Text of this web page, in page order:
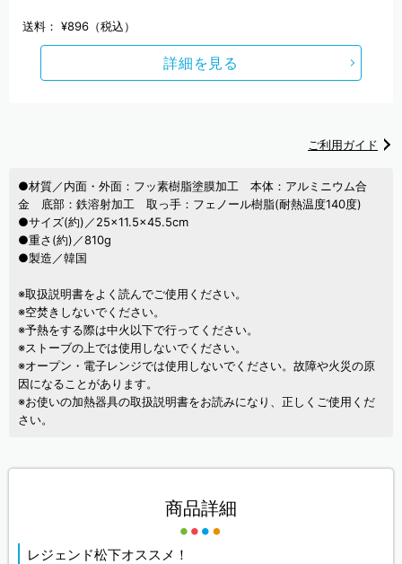
送料： ¥896（税込）
詳細を見る
ご利用ガイド
●材質／内面・外面：フッ素樹脂塗膜加工 本体：アルミニウム合
金 底部：鉄溶射加工 取っ手：フェノール樹脂(耐熱温度140度)
●サイズ(約)／25×11.5×45.5cm
●重さ(約)／810g
●製造／韓国
※取扱説明書をよく読んでご使用ください。
※空焚きしないでください。
※予熱をする際は中火以下で行ってください。
※ストーブの上では使用しないでください。
※オープン・電子レンジでは使用しないでください。故障や火災の原
因になることがあります。
※お使いの加熱器具の取扱説明書をお読みになり、正しくご使用くだ
さい。
商品詳細
レジェンド松下オススメ！